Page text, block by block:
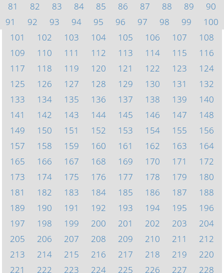
81
82 83 84 85 86 87 88 89
90
91
92 93 94 95 96 97 98 99
100
101
102 103 104 105 106 107
108
109
110 111 112 113 114 115
116
117
118 119 120 121 122 123
124
125
126 127 128 129 130 131
132
133
134 135 136 137 138 139
140
141
142 143 144 145 146 147
148
149
150 151 152 153 154 155
156
157
158 159 160 161 162 163
164
165
166 167 168 169 170 171
172
173
174 175 176 177 178 179
180
181
182 183 184 185 186 187
188
189
190 191 192 193 194 195
196
197
198 199 200 201 202 203
204
205
206 207 208 209 210 211
212
213
214 215 216 217 218 219
220
221
222 223 224 225 226 227
228